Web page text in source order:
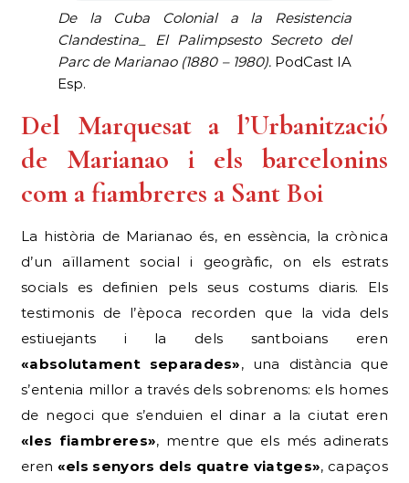
De la Cuba Colonial a la Resistencia
Clandestina_ El Palimpsesto Secreto del
Parc de Marianao (1880 – 1980). PodCast IA
Esp.
Del Marquesat a l’Urbanització
de Marianao i els barcelonins
com a fiambreres a Sant Boi
La història de Marianao és, en essència, la crònica
d’un aïllament social i geogràfic, on els estrats
socials es definien pels seus costums diaris. Els
testimonis de l’època recorden que la vida dels
estiuejants i la dels santboians eren
«absolutament separades», una distància que
s’entenia millor a través dels sobrenoms: els homes
de negoci que s’enduien el dinar a la ciutat eren
«les fiambreres», mentre que els més adinerats
eren «els senyors dels quatre viatges», capaços